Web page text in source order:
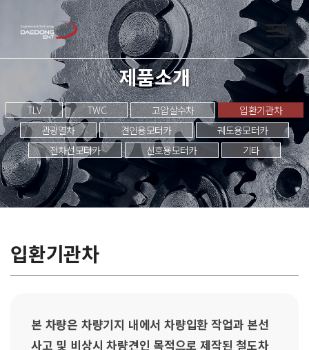
제품소개
TLV TWC 고압살수차
입환기관차
관광열차
견인용모터카
궤도용모터카
전차선모터카
신호용모터카 기타
입환기관차
본 차량은 차량기지 내에서 차량입환 작업과 본선
사고 및 비상시 차량견인 목적으로 제작된 철도차